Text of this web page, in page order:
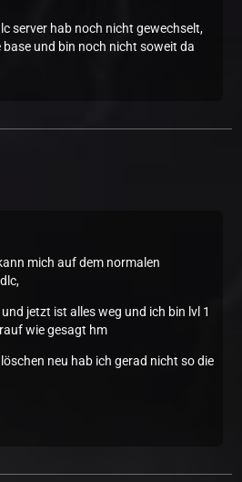
server hab noch nicht gewechselt,
und bin noch nicht soweit da
mich auf dem normalen
jetzt ist alles weg und ich bin lvl 1
wie gesagt hm
neu hab ich gerad nicht so die